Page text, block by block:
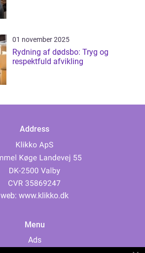
01 november 2025
Rydning af dødsbo: Tryg og
respektfuld afvikling
Address
web: www.klikko.dk
Menu
Ads